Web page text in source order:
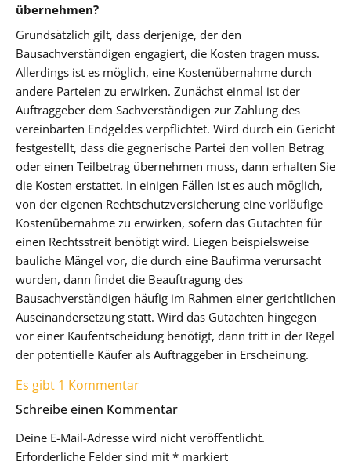
übernehmen?
Grundsätzlich gilt, dass derjenige, der den
Bausachverständigen engagiert, die Kosten tragen muss.
Allerdings ist es möglich, eine Kostenübernahme durch
andere Parteien zu erwirken. Zunächst einmal ist der
Auftraggeber dem Sachverständigen zur Zahlung des
vereinbarten Endgeldes verpflichtet. Wird durch ein Gericht
festgestellt, dass die gegnerische Partei den vollen Betrag
oder einen Teilbetrag übernehmen muss, dann erhalten Sie
die Kosten erstattet. In einigen Fällen ist es auch möglich,
von der eigenen Rechtschutzversicherung eine vorläufige
Kostenübernahme zu erwirken, sofern das Gutachten für
einen Rechtsstreit benötigt wird. Liegen beispielsweise
bauliche Mängel vor, die durch eine Baufirma verursacht
wurden, dann findet die Beauftragung des
Bausachverständigen häufig im Rahmen einer gerichtlichen
Auseinandersetzung statt. Wird das Gutachten hingegen
vor einer Kaufentscheidung benötigt, dann tritt in der Regel
der potentielle Käufer als Auftraggeber in Erscheinung.
Es gibt 1 Kommentar
Schreibe einen Kommentar
Deine E-Mail-Adresse wird nicht veröffentlicht.
Erforderliche Felder sind mit * markiert